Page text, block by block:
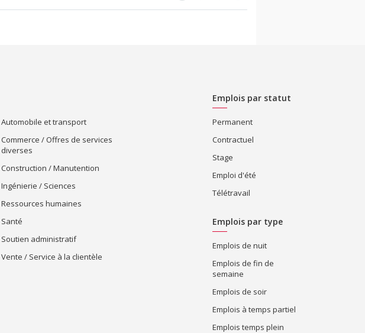
Automobile et transport
Commerce / Offres de services
diverses
Construction / Manutention
Ingénierie / Sciences
Ressources humaines
Santé
Soutien administratif
Vente / Service à la clientèle
Emplois par statut
Permanent
Contractuel
Stage
Emploi d'été
Télétravail
Emplois par type
Emplois de nuit
Emplois de fin de
semaine
Emplois de soir
Emplois à temps partiel
Emplois temps plein